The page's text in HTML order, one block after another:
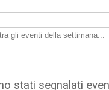
stati segnalati